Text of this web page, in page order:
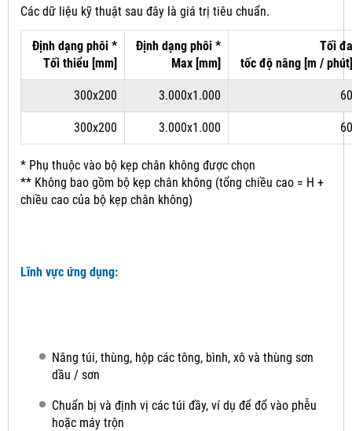
Các dữ liệu kỹ thuật sau đây là giá trị tiêu chuẩn.
Định dạng phôi *
Tối thiểu [mm]
Định dạng phôi *
Max [mm]
Tối đa
tốc độ nâng [m / phút]
300x200 3.000x1.000 60
300x200 3.000x1.000 60
* Phụ thuộc vào bộ kẹp chân không được chọn
** Không bao gồm bộ kẹp chân không (tổng chiều cao = H +
chiều cao của bộ kẹp chân không)
Lĩnh vực ứng dụng:
Nâng túi, thùng, hộp các tông, bình, xô và thùng sơn
dầu / sơn
Chuẩn bị và định vị các túi đầy, ví dụ để đổ vào phễu
hoặc máy trộn